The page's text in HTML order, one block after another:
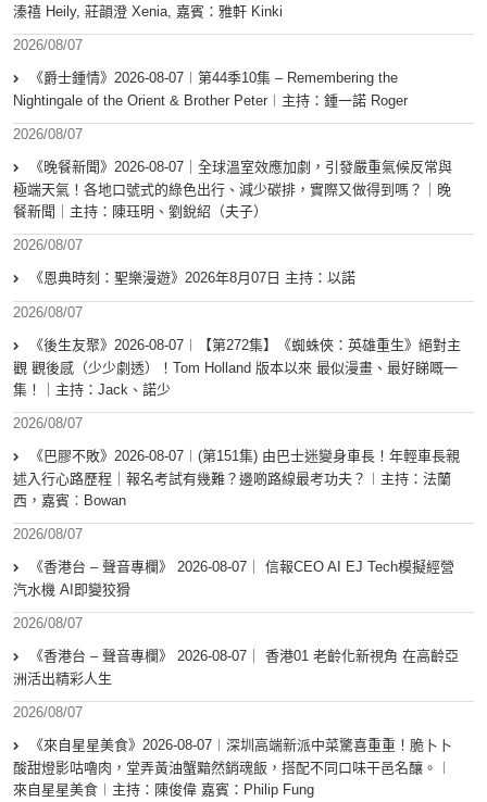
溱禧 Heily, 莊韻澄 Xenia, 嘉賓：雅軒 Kinki
2026/08/07
《爵士鍾情》2026-08-07︱第44季10集 – Remembering the
Nightingale of the Orient & Brother Peter︱主持：鍾一諾 Roger
2026/08/07
《晚餐新聞》2026-08-07｜全球溫室效應加劇，引發嚴重氣候反常與
極端天氣！各地口號式的綠色出行、減少碳排，實際又做得到嗎？｜晚
餐新聞｜主持：陳珏明、劉銳紹（夫子）
2026/08/07
《恩典時刻：聖樂漫遊》2026年8月07日 主持：以諾
2026/08/07
《後生友聚》2026-08-07︱【第272集】《蜘蛛俠：英雄重生》絕對主
觀 觀後感（少少劇透）！Tom Holland 版本以來 最似漫畫、最好睇嘅一
集！｜主持：Jack、諾少
2026/08/07
《巴膠不敗》2026-08-07︱(第151集) 由巴士迷變身車長！年輕車長親
述入行心路歷程｜報名考試有幾難？邊啲路線最考功夫？︱主持：法蘭
西，嘉賓︰Bowan
2026/08/07
《香港台 – 聲音專欄》 2026-08-07｜ 信報CEO AI EJ Tech模擬經營
汽水機 AI即變狡猾
2026/08/07
《香港台 – 聲音專欄》 2026-08-07｜ 香港01 老齡化新視角 在高齡亞
洲活出精彩人生
2026/08/07
《來自星星美食》2026-08-07︱深圳高端新派中菜驚喜重重！脆卜卜
酸甜燈影咕嚕肉，堂弄黃油蟹黯然銷魂飯，搭配不同口味干邑名釀。︱
來自星星美食︱主持：陳俊偉 嘉賓：Philip Fung